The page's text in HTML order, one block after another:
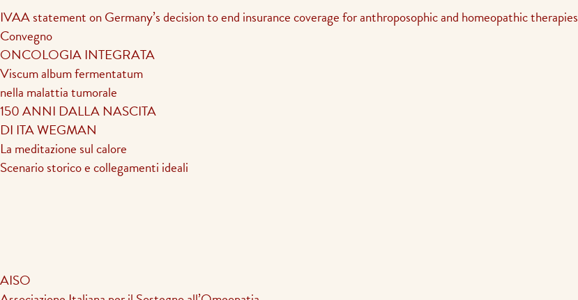
IVAA statement on Germany’s decision to end insurance coverage for anthroposophic and homeopathic therapies
Convegno
ONCOLOGIA INTEGRATA
Viscum album fermentatum
nella malattia tumorale
150 ANNI DALLA NASCITA
DI ITA WEGMAN
La meditazione sul calore
Scenario storico e collegamenti ideali
AISO